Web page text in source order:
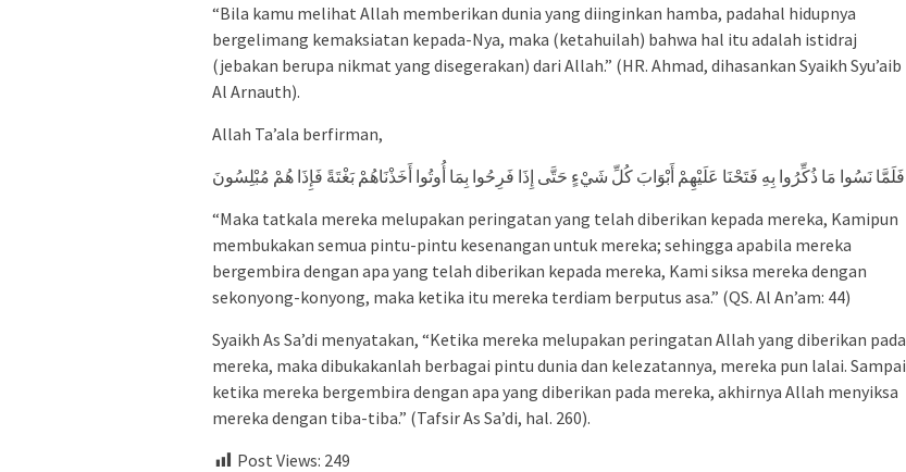
“Bila kamu melihat Allah memberikan dunia yang diinginkan hamba, padahal hidupnya
bergelimang kemaksiatan kepada-Nya, maka (ketahuilah) bahwa hal itu adalah istidraj
(jebakan berupa nikmat yang disegerakan) dari Allah.” (HR. Ahmad, dihasankan Syaikh Syu’aib
Al Arnauth).
Allah Ta’ala berfirman,
فَلَمَّا نَسُوا مَا ذُكِّرُوا بِهِ فَتَحْنَا عَلَيْهِمْ أَبْوَابَ كُلِّ شَيْءٍ حَتَّى إِذَا فَرِحُوا بِمَا أُوتُوا أَخَذْنَاهُمْ بَغْتَةً فَإِذَا هُمْ مُبْلِسُونَ
“Maka tatkala mereka melupakan peringatan yang telah diberikan kepada mereka, Kamipun
membukakan semua pintu-pintu kesenangan untuk mereka; sehingga apabila mereka
bergembira dengan apa yang telah diberikan kepada mereka, Kami siksa mereka dengan
sekonyong-konyong, maka ketika itu mereka terdiam berputus asa.” (QS. Al An’am: 44)
Syaikh As Sa’di menyatakan, “Ketika mereka melupakan peringatan Allah yang diberikan pada
mereka, maka dibukakanlah berbagai pintu dunia dan kelezatannya, mereka pun lalai. Sampai
ketika mereka bergembira dengan apa yang diberikan pada mereka, akhirnya Allah menyiksa
mereka dengan tiba-tiba.” (Tafsir As Sa’di, hal. 260).
Post Views: 249